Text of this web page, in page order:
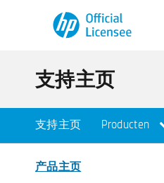
支持主页
支持主页 Producten
产品主页